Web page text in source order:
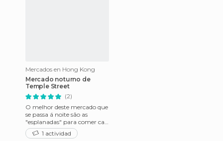
Mercados en Hong Kong
Mercado noturno de
Temple Street
(2)
O melhor deste mercado que
se passa á noite são as
"esplanadas" para comer ca
fora e a comida feita na rua.
Vale mesmo a pena pela
1 actividad